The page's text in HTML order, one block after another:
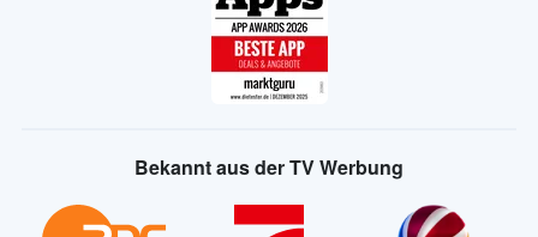
Bekannt aus der TV Werbung